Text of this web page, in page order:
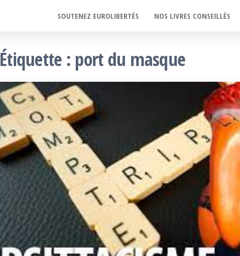
SOUTENEZ EUROLIBERTÉS NOS LIVRES CONSEILLÉS
Étiquette : port du masque